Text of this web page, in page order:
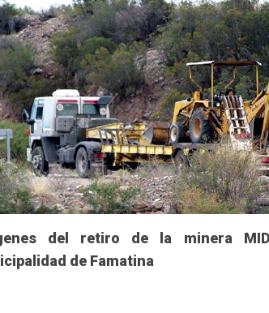
del retiro de la minera
de Famatina